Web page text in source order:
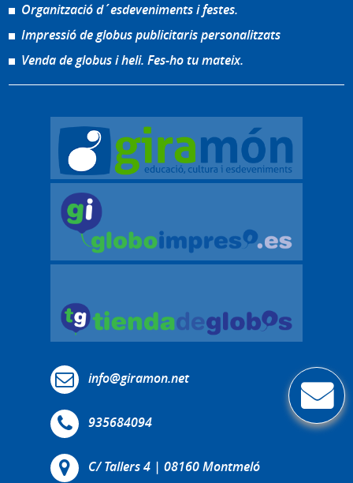
Organització d´esdeveniments i festes.
Impressió de globus publicitaris personalitzats
Venda de globus i heli. Fes-ho tu mateix.
info@giramon.net
935684094
C/ Tallers 4 | 08160 Montmeló